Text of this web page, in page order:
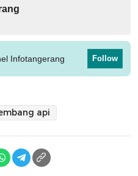
Infotangerang Follow
api